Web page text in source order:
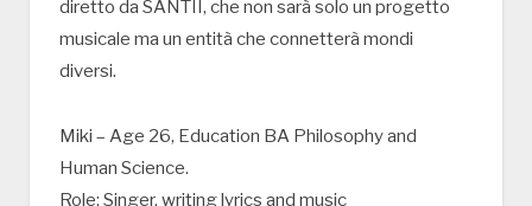
diretto da SANTII, che non sarà solo un progetto
musicale ma un entità che connetterà mondi
diversi.
Miki – Age 26, Education BA Philosophy and
Human Science.
Role: Singer, writing lyrics and music